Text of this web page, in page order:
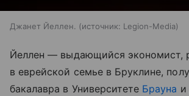
Джанет Йеллен. источник: Legion-Media
Йеллен — выдающийся экономист,
в еврейской семье в Бруклине,
бакалавра в Университете Брауна и